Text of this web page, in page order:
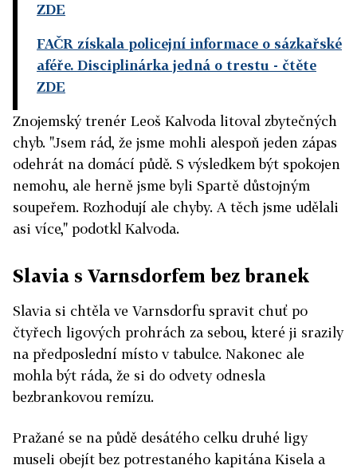
ZDE
FAČR získala policejní informace o sázkařské
aféře. Disciplinárka jedná o trestu - čtěte
ZDE
Znojemský trenér Leoš Kalvoda litoval zbytečných
chyb. "Jsem rád, že jsme mohli alespoň jeden zápas
odehrát na domácí půdě. S výsledkem být spokojen
nemohu, ale herně jsme byli Spartě důstojným
soupeřem. Rozhodují ale chyby. A těch jsme udělali
asi více," podotkl Kalvoda.
Slavia s Varnsdorfem bez branek
Slavia si chtěla ve Varnsdorfu spravit chuť po
čtyřech ligových prohrách za sebou, které ji srazily
na předposlední místo v tabulce. Nakonec ale
mohla být ráda, že si do odvety odnesla
bezbrankovou remízu.
Pražané se na půdě desátého celku druhé ligy
museli obejít bez potrestaného kapitána Kisela a